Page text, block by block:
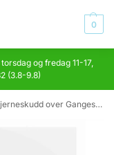
0
og fredag 11-17,
(3.8-9.8)
over Ganges. Noveller fra India